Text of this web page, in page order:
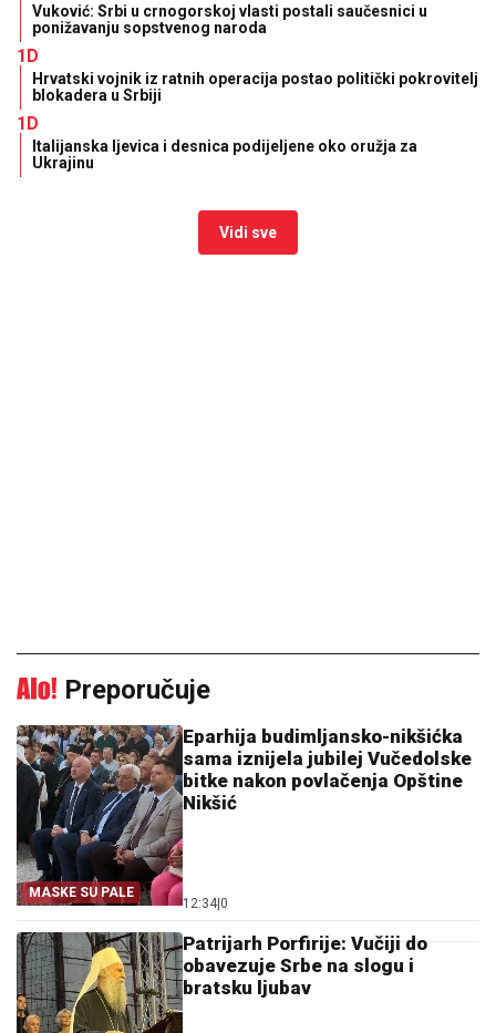
Vuković: Srbi u crnogorskoj vlasti postali saučesnici u
ponižavanju sopstvenog naroda
1D
Hrvatski vojnik iz ratnih operacija postao politički pokrovitelj
blokadera u Srbiji
1D
Italijanska ljevica i desnica podijeljene oko oružja za
Ukrajinu
Vidi sve
Preporučuje
MASKE SU PALE
Eparhija budimljansko-nikšićka
sama iznijela jubilej Vučedolske
bitke nakon povlačenja Opštine
Nikšić
12:34|0
Patrijarh Porfirije: Vučiji do
obavezuje Srbe na slogu i
bratsku ljubav